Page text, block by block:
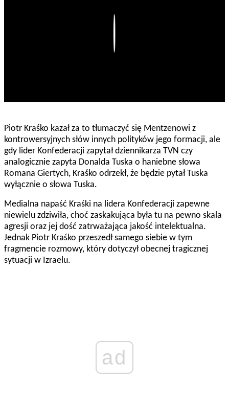
Piotr Kraśko kazał za to tłumaczyć się Mentzenowi z
kontrowersyjnych słów innych polityków jego formacji, ale
gdy lider Konfederacji zapytał dziennikarza TVN czy
analogicznie zapyta Donalda Tuska o haniebne słowa
Romana Giertych, Kraśko odrzekł, że będzie pytał Tuska
wyłącznie o słowa Tuska.
Medialna napaść Kraśki na lidera Konfederacji zapewne
niewielu zdziwiła, choć zaskakująca była tu na pewno skala
agresji oraz jej dość zatrważająca jakość intelektualna.
Jednak Piotr Kraśko przeszedł samego siebie w tym
fragmencie rozmowy, który dotyczył obecnej tragicznej
sytuacji w Izraelu.
ad